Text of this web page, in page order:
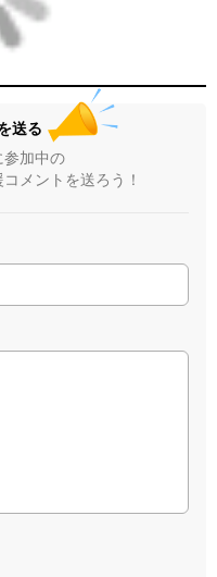
送る
参加中の
メントを送ろう！